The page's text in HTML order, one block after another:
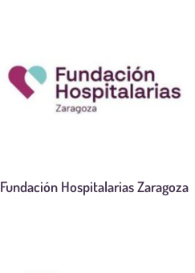
Fundación Hospitalarias Zaragoza